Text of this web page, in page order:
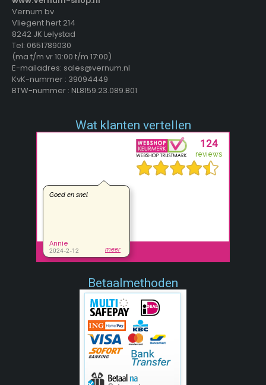
Vernum bv
Vliegent hert 214
8242 JK Lelystad
Tel: 0651789030
(ma t/m vr 10:00 t/m 17:00)
E-mailadres: sales@vernum.nl
KvK-nummer : 39094449
BTW-nummer : NL8159.23.089.B01
Wat klanten vertellen
Betaalmethoden